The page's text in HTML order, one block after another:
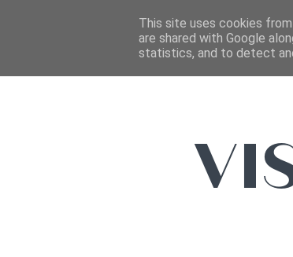
This site uses cookies
are shared with Google
statistics, and to detect